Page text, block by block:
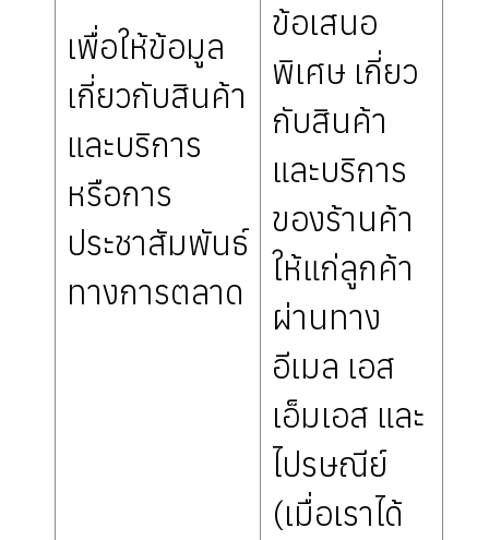
เพื่อให้ข้อมูล
เกี่ยวกับสินค้า
และบริการ
หรือการ
ประชาสัมพันธ์
ทางการตลาด
ข้อเสนอ
พิเศษ เกี่ยว
กับสินค้า
และบริการ
ของร้านค้า
ให้แก่ลูกค้า
ผ่านทาง
อีเมล เอส
เอ็มเอส และ
ไปรษณีย์
(เมื่อเราได้